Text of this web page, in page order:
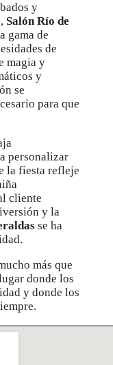
y
Salón Río de
gama de
de
magia y
y
se
para que
personalizar
la fiesta refleje
cliente
y la
se ha
más que
donde los
y donde los